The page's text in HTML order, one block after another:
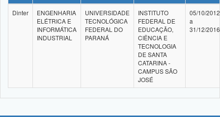
Dinter
ENGENHARIA
ELÉTRICA E
INFORMÁTICA
INDUSTRIAL
UNIVERSIDADE
TECNOLÓGICA
FEDERAL DO
PARANÁ
INSTITUTO
FEDERAL DE
EDUCAÇÃO,
CIÊNCIA E
TECNOLOGIA
DE SANTA
CATARINA -
CAMPUS SÃO
JOSÉ
05/10/2012
a
31/12/2016